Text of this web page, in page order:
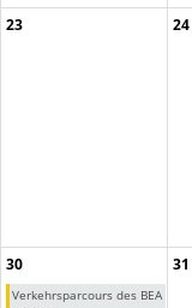
23 24
30
Verkehrsparcours des BEA
31